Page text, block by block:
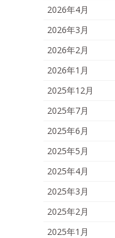
2026年4月
2026年3月
2026年2月
2026年1月
2025年12月
2025年7月
2025年6月
2025年5月
2025年4月
2025年3月
2025年2月
2025年1月